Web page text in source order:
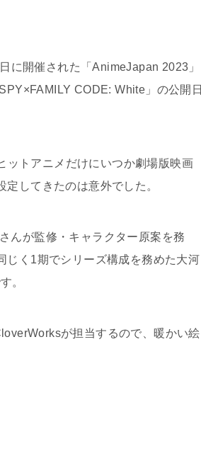
に開催された「AnimeJapan 2023」
CODE: White」の公開日
ットアニメだけにいつか劇場版映画
してきたのは意外でした。
んが監修・キャラクター原案を務
じく1期でシリーズ構成を務めた大河
。
が担当するので、暖かい絵